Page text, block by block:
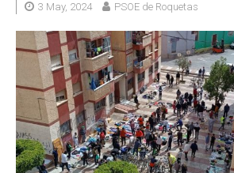
3 May, 2024 PSOE de Roquetas